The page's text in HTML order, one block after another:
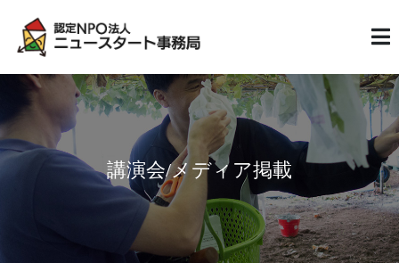
講演会/メディア掲載